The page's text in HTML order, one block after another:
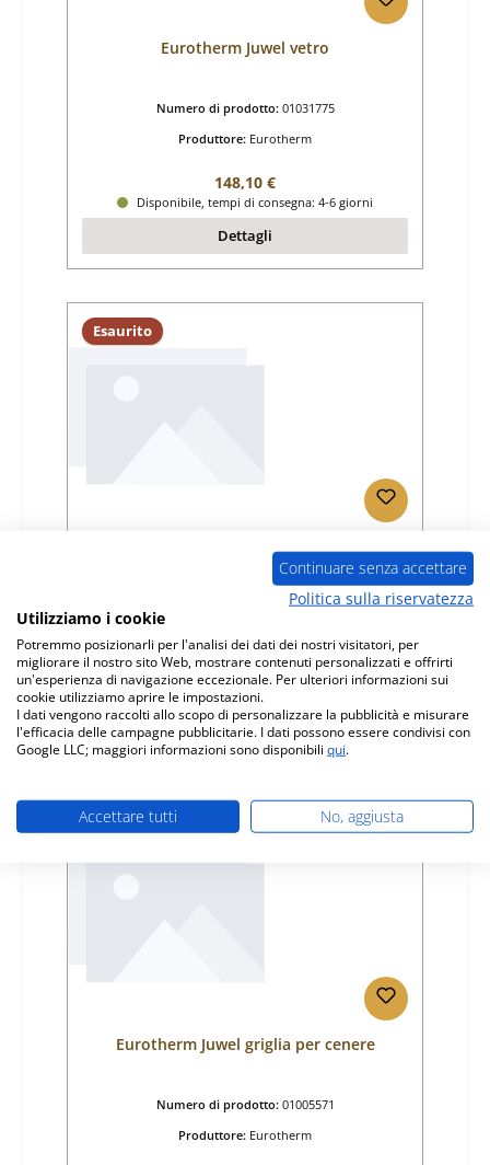
Eurotherm Juwel vetro
Numero di prodotto: 01031775
Produttore: Eurotherm
Prezzo normale:
148,10 €
Disponibile, tempi di consegna: 4-6 giorni
Dettagli
Esaurito
01005570
Produttore: Eurotherm
Prezzo normale:
101,31 €
non più disponibile, produzione interrotta
Dettagli
Esaurito
Eurotherm Juwel griglia per cenere
Numero di prodotto: 01005571
Produttore: Eurotherm
Continuare senza accettare
Politica sulla riservatezza
Utilizziamo i cookie
Potremmo posizionarli per l'analisi dei dati dei nostri visitatori, per
migliorare il nostro sito Web, mostrare contenuti personalizzati e offrirti
un'esperienza di navigazione eccezionale. Per ulteriori informazioni sui
cookie utilizziamo aprire le impostazioni.
I dati vengono raccolti allo scopo di personalizzare la pubblicità e misurare
l'efficacia delle campagne pubblicitarie. I dati possono essere condivisi con
Google LLC; maggiori informazioni sono disponibili qui.
Accettare tutti No, aggiusta